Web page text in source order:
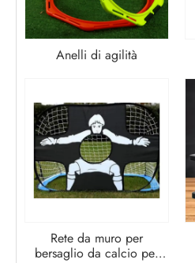
Anelli di agilità
Rete da muro per
bersaglio da calcio per